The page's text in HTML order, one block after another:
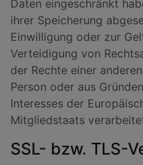
Daten eingeschränkt
ihrer Speicherung
Einwilligung oder zur
Verteidigung von
der Rechte einer
Person oder aus
Interesses der
Mitgliedstaats
SSL- bzw. TLS-